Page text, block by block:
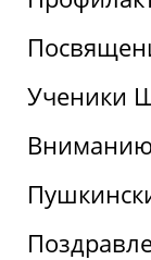
Ученики